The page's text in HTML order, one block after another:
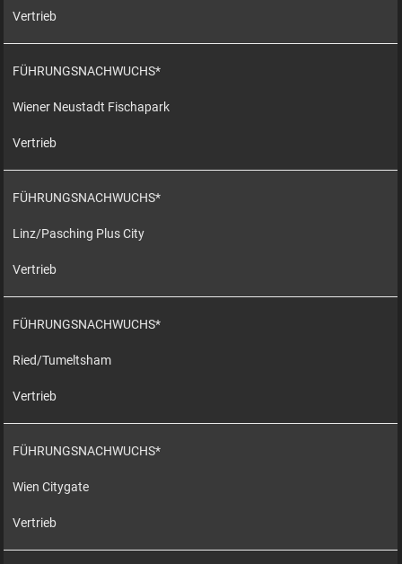
Vertrieb
FÜHRUNGSNACHWUCHS*
Wiener Neustadt Fischapark
Vertrieb
FÜHRUNGSNACHWUCHS*
Linz/Pasching Plus City
Vertrieb
FÜHRUNGSNACHWUCHS*
Ried/Tumeltsham
Vertrieb
FÜHRUNGSNACHWUCHS*
Wien Citygate
Vertrieb